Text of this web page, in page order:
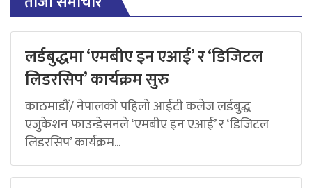
लर्डबुद्धमा ‘एमबीए इन एआई’ र ‘डिजिटल
लिडरसिप’ कार्यक्रम सुरु
काठमाडौं/ नेपालको पहिलो आईटी कलेज लर्डबुद्ध
एजुकेशन फाउन्डेसनले ‘एमबीए इन एआई’ र ‘डिजिटल
लिडरसिप’ कार्यक्रम...